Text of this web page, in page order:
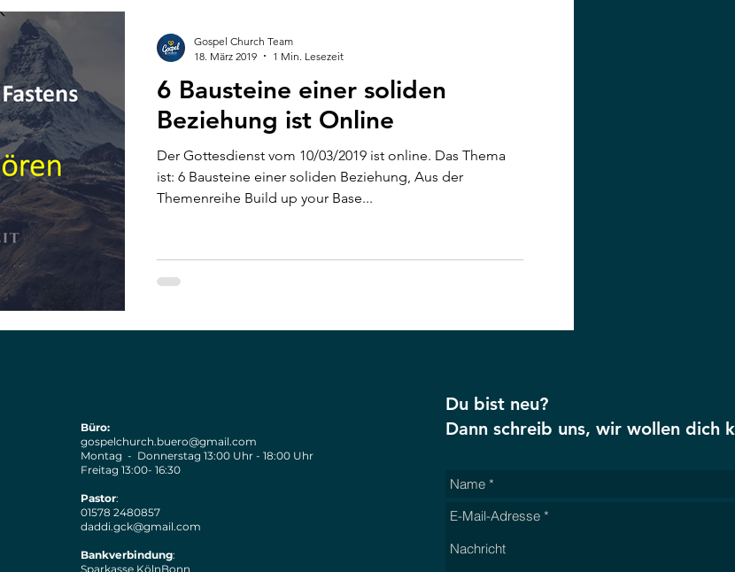
6 Bausteine einer soliden
Beziehung ist Online
Der Gottesdienst vom 10/03/2019 ist online. Das Thema
ist: 6 Bausteine einer soliden Beziehung, Aus der
Themenreihe Build up your Base...
Gospel Church Team
18. März 2019
1 Min. Lesezeit
Büro:
gospelchurch.buero@gmail.com
Montag - Donnerstag 13:00 Uhr - 18:00 Uhr
Freitag 13:00- 16:30
Pastor:
01578 2480857
daddi.gck@gmail.com
Bankverbindung:
Sparkasse KölnBonn
Du bist neu?
Dann schreib uns, wir wollen dich